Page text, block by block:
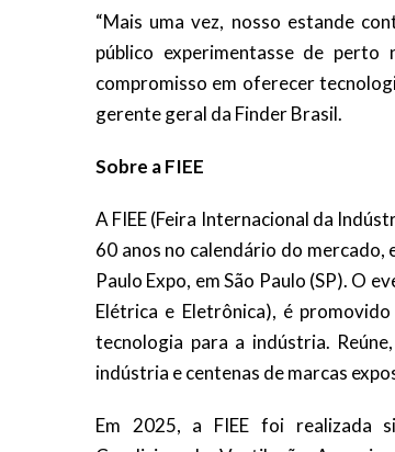
“Mais uma vez, nosso estande
público experimentasse de
compromisso em oferecer
gerente geral da Finder Brasil.
Sobre a FIEE
A FIEE (Feira Internacional da
60 anos no calendário do mercado,
Paulo Expo, em São Paulo (SP). O
Elétrica e Eletrônica), é
tecnologia para a indústria.
indústria e centenas de marcas
Em 2025, a FIEE foi realizada